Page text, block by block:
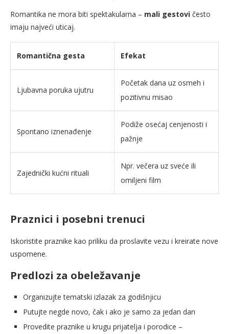
Romantika ne mora biti spektakularna – mali gestovi često
imaju najveći uticaj.
Romantična gesta Efekat
Ljubavna poruka ujutru
Početak dana uz osmeh i
pozitivnu misao
Spontano iznenađenje
Podiže osećaj cenjenosti i
pažnje
Zajednički kućni rituali
Npr. večera uz sveće ili
omiljeni film
Praznici i posebni trenuci
Iskoristite praznike kao priliku da proslavite vezu i kreirate nove
uspomene.
Predlozi za obeležavanje
Organizujte tematski izlazak za godišnjicu
Putujte negde novo, čak i ako je samo za jedan dan
Provedite praznike u krugu prijatelja i porodice –